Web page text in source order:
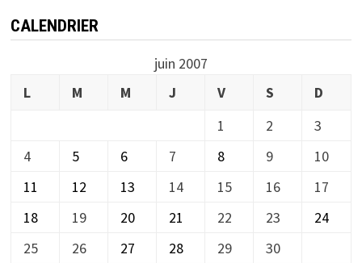
CALENDRIER
juin 2007
L
M M J V S
D
1
2
3
4
5 6 7 8 9
10
11
12 13 14 15 16
17
18
19 20 21 22 23
24
25
26 27 28 29 30